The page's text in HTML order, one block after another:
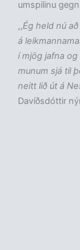
umspilinu
,,Ég held nú
á
í mjög jafna
munum sjá til
neitt lið út á
Davíðsdóttir